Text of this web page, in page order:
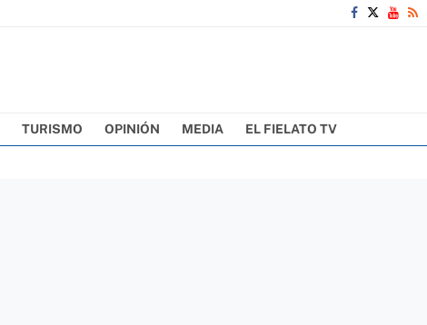
TURISMO OPINIÓN MEDIA EL FIELATO TV